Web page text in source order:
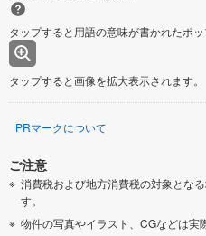
タップすると用語の意味が書かれたポッ
タップすると画像を拡大表示されます。
PRマークについて
ご注意
消費税および地方消費税の対象とな
す。
物件の写真やイラスト、CGなどは実